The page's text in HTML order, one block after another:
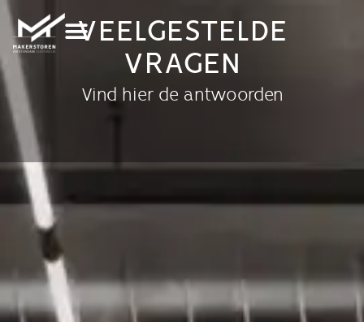
VEELGESTELDE
VRAGEN
Vind hier de antwoorden